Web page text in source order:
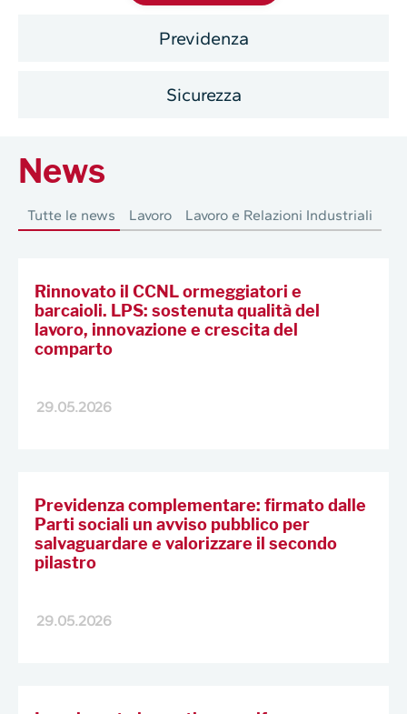
Previdenza
Sicurezza
News
Tutte le news Lavoro Lavoro e Relazioni Industriali
Rinnovato il CCNL ormeggiatori e
barcaioli. LPS: sostenuta qualità del
lavoro, innovazione e crescita del
comparto
29.05.2026
Previdenza complementare: firmato dalle
Parti sociali un avviso pubblico per
salvaguardare e valorizzare il secondo
pilastro
29.05.2026